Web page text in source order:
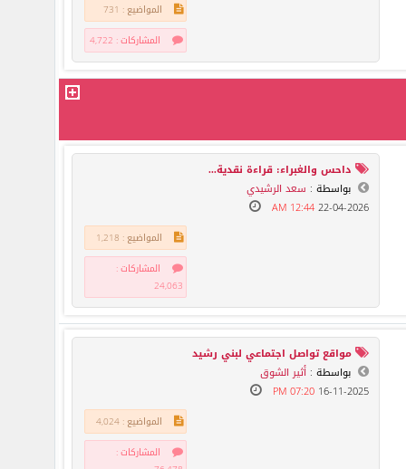
المواضيع : 731
المشاركات : 4,722
داحس والغبراء: قراءة نقدية...
بواسطة : سعد الرشيدي
22-04-2026
12:44 AM
المواضيع : 1,218
المشاركات :
24,063
مواقع تواصل اجتماعي لبني رشيد
بواسطة : أثير الشوق
16-11-2025
07:20 PM
المواضيع : 4,024
المشاركات :